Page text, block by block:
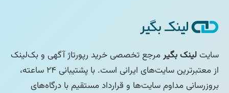
سایتلینک بگیرمرجع تخصصی خرید رپورتاژ آگهی و بک‌لینک
از معتبرترین سایت‌های ایرانی است. با پشتیبانی ۲۴ ساعته،
بروزرسانی مداوم سایت‌ها و قرارداد مستقیم با درگاه‌های